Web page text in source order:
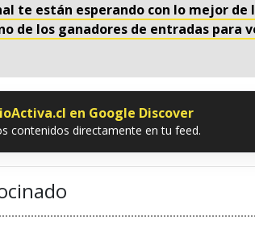
te están esperando con lo mejor de
de los ganadores de entradas para
en Google Discover
contenidos directamente en tu feed.